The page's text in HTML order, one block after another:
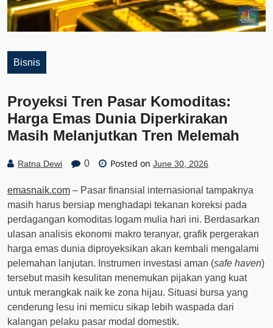
Bisnis
Proyeksi Tren Pasar Komoditas:
Harga Emas Dunia Diperkirakan
Masih Melanjutkan Tren Melemah
Ratna Dewi 0 Posted on June 30, 2026
emasnaik.com – Pasar finansial internasional tampaknya
masih harus bersiap menghadapi tekanan koreksi pada
perdagangan komoditas logam mulia hari ini. Berdasarkan
ulasan analisis ekonomi makro teranyar, grafik pergerakan
harga emas dunia diproyeksikan akan kembali mengalami
pelemahan lanjutan. Instrumen investasi aman (safe haven)
tersebut masih kesulitan menemukan pijakan yang kuat
untuk merangkak naik ke zona hijau. Situasi bursa yang
cenderung lesu ini memicu sikap lebih waspada dari
kalangan pelaku pasar modal domestik.